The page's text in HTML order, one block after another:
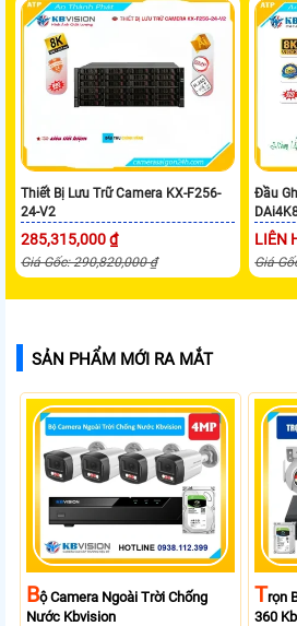
Thiết Bị Lưu Trữ Camera KX-F256-
24-V2
285,315,000 ₫
Giá Gốc: 290,820,000 ₫
Đầu
LIÊN
Giá
SẢN PHẨM MỚI RA MẮT
BỘ Camera Ngoài Trời Chống
Nước Kbvision
TRọn
360